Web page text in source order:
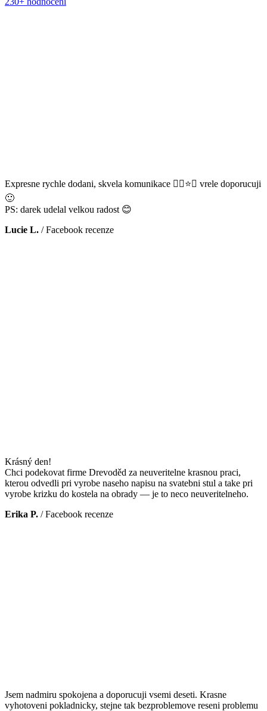
Expresne rychle dodani, skvela komunikace 👌🏻⭐️😊 vrele doporucuji
🙂
PS: darek udelal velkou radost 😊
Lucie L. /Facebook recenze
Krásný den!
Chci podekovat firme Drevoděd za neuveritelne krasnou praci,
kterou odvedli pri vyrobe naseho napisu na svatebni stul a take pri
vyrobe krizku do kostela na obrady — je to neco neuveritelneho.
Erika P. /Facebook recenze
Jsem nadmiru spokojena a doporucuji vsemi deseti. Krasne
vyhotoveni pokladnicky, stejne tak bezproblemove reseni problemu